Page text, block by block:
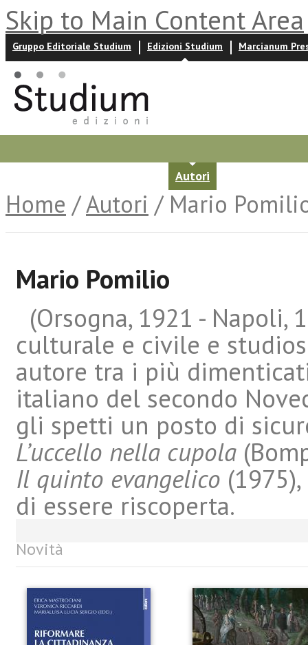
Skip to Main Content Area
Gruppo Editoriale Studium Edizioni Studium Marcianum
Autori
Home /Autori / Mario
Mario Pomilio
(Orsogna, 1921 - Napoli,
culturale e civile e
autore tra i più
italiano del secondo
gli spetti un posto di
L’uccello nella cupola
Il quinto evangelico
di essere riscoperta.
Novità